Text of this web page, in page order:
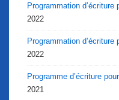
Programmation
2022
Programmation
2022
Programme d’écriture
2021